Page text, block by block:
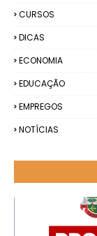
CURSOS
DICAS
ECONOMIA
EDUCAÇÃO
EMPREGOS
NOTÍCIAS